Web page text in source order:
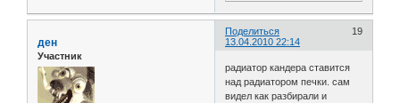
Поделиться
19
13.04.2010 22:14
ден
Участник
радиатор кандера ставится
над радиатором печки. сам
видел как разбирали и